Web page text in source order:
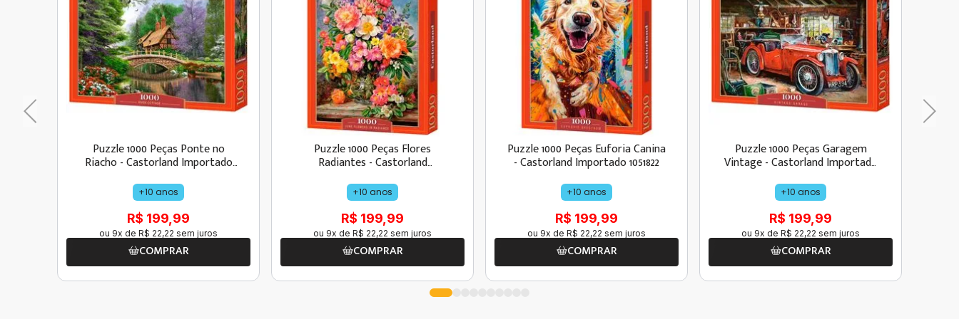
Puzzle 1000 Peças Ponte no
Riacho - Castorland Importado
+10 anos
R$ 199,99
ou 9x de R$ 22,22 sem juros
COMPRAR
Puzzle 1000 Peças Flores
Radiantes - Castorland
+10 anos
R$ 199,99
ou 9x de R$ 22,22 sem juros
COMPRAR
Puzzle 1000 Peças Euforia Canina
- Castorland Importado 1051822
+10 anos
R$ 199,99
ou 9x de R$ 22,22 sem juros
COMPRAR
Puzzle 1000 Peças Garagem
Vintage - Castorland Importado
+10 anos
R$ 199,99
ou 9x de R$ 22,22 sem juros
COMPRAR